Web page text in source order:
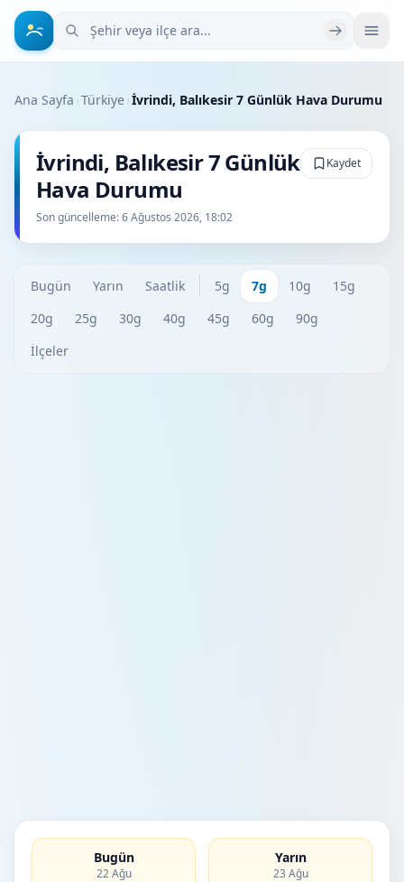
Şehir veya ilçe ara
Ana Sayfa ›Türkiye›İvrindi, Balıkesir 7 Günlük Hava Durumu
İvrindi, Balıkesir 7 Günlük
Hava Durumu
Son güncelleme:6 Ağustos 2026, 18:02
Kaydet
Bugün Yarın Saatlik 5g 7g 10g
15g
20g
25g 30g 40g 45g 60g
90g
İlçeler
Bugün
22 Ağu
Yarın
23 Ağu